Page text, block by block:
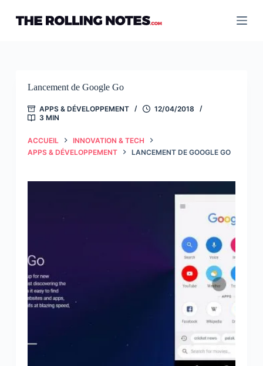
contenu
Lancement de Google Go
APPS & DÉVELOPPEMENT
12/04/2018
3 MIN
ACCUEIL
INNOVATION & TECH
APPS & DÉVELOPPEMENT
LANCEMENT DE GOOGLE GO